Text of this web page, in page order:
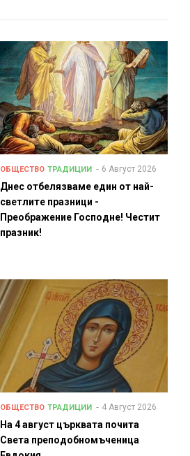
ОБЩЕСТВО ТРАДИЦИИ 6 Август 2026
Днес отбелязваме един от най-
светлите празници -
Преображение Господне! Честит
празник!
ОБЩЕСТВО ТРАДИЦИИ 4 Август 2026
На 4 август църквата почита
Света преподобномъченица